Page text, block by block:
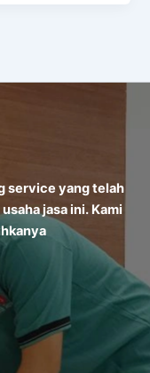
service yang telah
jasa ini. Kami